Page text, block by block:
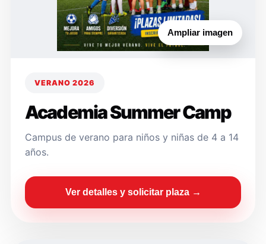
Ampliar imagen
VERANO 2026
Academia Summer Camp
Campus de verano para niños y niñas de 4 a 14
años.
Ver detalles y solicitar plaza →